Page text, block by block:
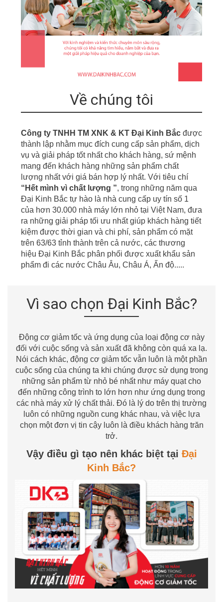
Về chúng tôi
Công ty TNHH TM XNK & KT Đại Kinh Bắc được
thành lập nhằm mục đích cung cấp sản phẩm, dịch
vụ và giải pháp tốt nhất cho khách hàng, sứ mệnh
mang đến khách hàng những sản phẩm chất
lượng nhất với giá bán hợp lý nhất. Với tiêu chí
“ Hết mình vì chất lượng ”, trong những năm qua
Đại Kinh Bắc tự hào là nhà cung cấp uy tín số 1
của hơn 30.000 nhà máy lớn nhỏ tại Việt Nam, đưa
ra những giải pháp tối ưu nhất giúp khách hàng tiết
kiệm được thời gian và chi phí, sản phẩm có mặt
trên 63/63 tỉnh thành trên cả nước, các thương
hiệu Đại Kinh Bắc phân phối được xuất khẩu sản
phẩm đi các nước Châu Âu, Châu Á, Ấn độ.....
Vì sao chọn Đại Kinh Bắc?
Động cơ giảm tốc và ứng dụng của loại động cơ này
đối với cuộc sống và sản xuất đã không còn quá xa lạ.
Nói cách khác, động cơ giảm tốc vẫn luôn là một phần
cuộc sống của chúng ta khi chúng được sử dụng trong
những sản phẩm từ nhỏ bé nhất như máy quạt cho
đến những công trình to lớn hơn như ứng dụng trong
các nhà máy xử lý chất thải. Đó là lý do trên thị trường
luôn có những nguồn cung khác nhau, và việc lựa
chọn một đơn vị tin cậy luôn là điều khách hàng trăn
trở.
Vậy điều gì tạo nên khác biệt tại Đại
Kinh Bắc?